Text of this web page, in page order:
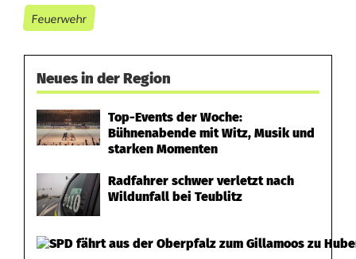
l
w
Feuerwehr
Neues in der Region
Top-Events der Woche:
Bühnenabende mit Witz, Musik und
starken Momenten
Radfahrer schwer verletzt nach
Wildunfall bei Teublitz